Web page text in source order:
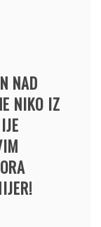
NAD
NIKO IZ